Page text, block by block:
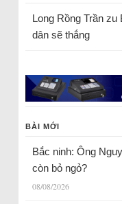
Long Rồng Trầnzu
dân sẽ thắng
BÀI MỚI
Bắc ninh: Ông
còn bỏ ngỏ?
08/08/2026